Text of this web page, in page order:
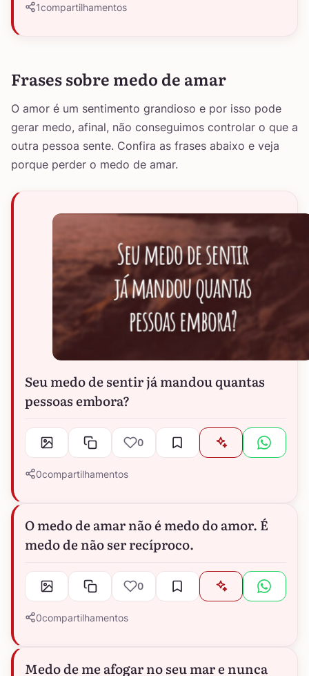
1compartilhamentos
Frases sobre medo de amar
O amor é um sentimento grandioso e por isso pode
gerar medo, afinal, não conseguimos controlar o que a
outra pessoa sente. Confira as frases abaixo e veja
porque perder o medo de amar.
Seu medo de sentir já mandou quantas
pessoas embora?
0
0compartilhamentos
O medo de amar não é medo do amor. É
medo de não ser recíproco.
0
0compartilhamentos
Medo de me afogar no seu mar e nunca